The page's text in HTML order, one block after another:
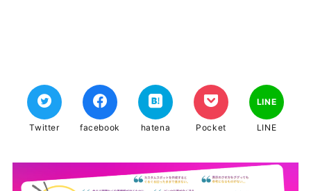
Twitter facebook hatena Pocket
LINE
LINE